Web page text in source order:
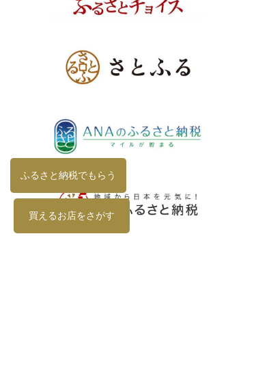
ふるさと納税でもらう
買えるお店をさがす